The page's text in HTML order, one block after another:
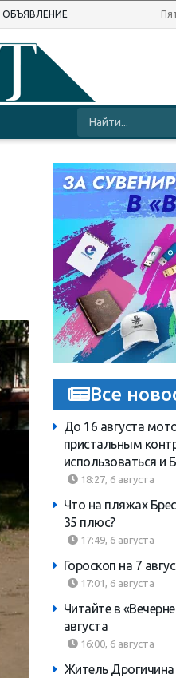
ОБЪЯВЛЕНИЕ
Все
До 16 августа
пристальным
использоваться и
18:27, 6 августа
Что на пляжах
35 плюс?
17:49, 6 августа
Гороскоп на 7
17:01, 6 августа
Читайте в
августа
16:00, 6 августа
Житель